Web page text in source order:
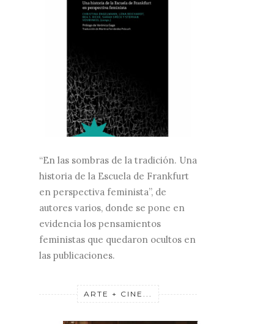
“En las sombras de la tradición. Una
historia de la Escuela de Frankfurt
en perspectiva feminista”, de
autores varios, donde se pone en
evidencia los pensamientos
feministas que quedaron ocultos en
las publicaciones.
ARTE + CINE...